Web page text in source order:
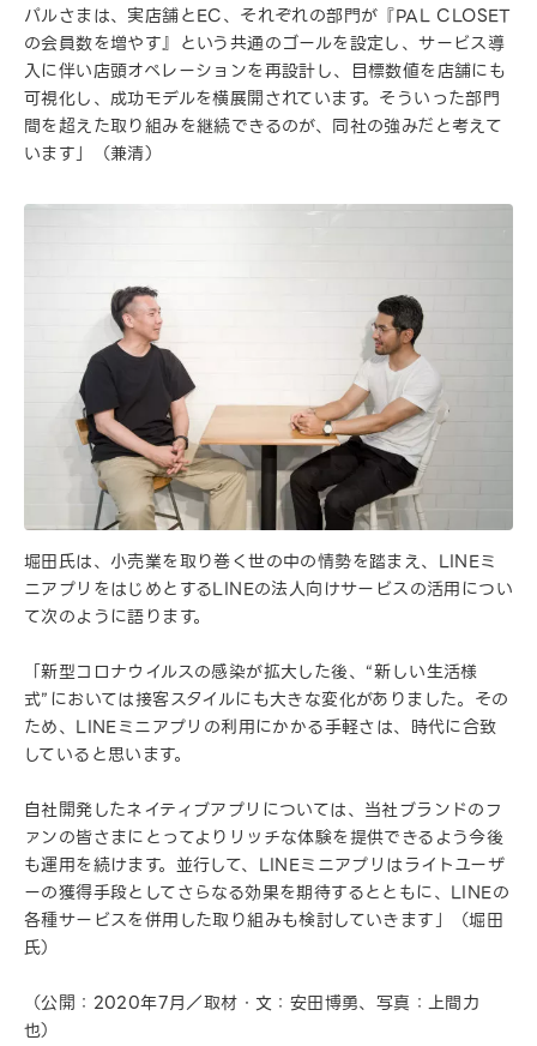
パルさまは、実店舗とEC、それぞれの部門が『PAL CLOSET
の会員数を増やす』という共通のゴールを設定し、サービス導
入に伴い店頭オペレーションを再設計し、目標数値を店舗にも
可視化し、成功モデルを横展開されています。そういった部門
間を超えた取り組みを継続できるのが、同社の強みだと考えて
います」（兼清）
堀田氏は、小売業を取り巻く世の中の情勢を踏まえ、LINEミ
ニアプリをはじめとするLINEの法人向けサービスの活用につい
て次のように語ります。
「新型コロナウイルスの感染が拡大した後、“新しい生活様
式”においては接客スタイルにも大きな変化がありました。その
ため、LINEミニアプリの利用にかかる手軽さは、時代に合致
していると思います。
自社開発したネイティブアプリについては、当社ブランドのフ
ァンの皆さまにとってよりリッチな体験を提供できるよう今後
も運用を続けます。並行して、LINEミニアプリはライトユーザ
ーの獲得手段としてさらなる効果を期待するとともに、LINEの
各種サービスを併用した取り組みも検討していきます」（堀田
氏）
（公開：2020年7月／取材・文：安田博勇、写真：上間力
也）